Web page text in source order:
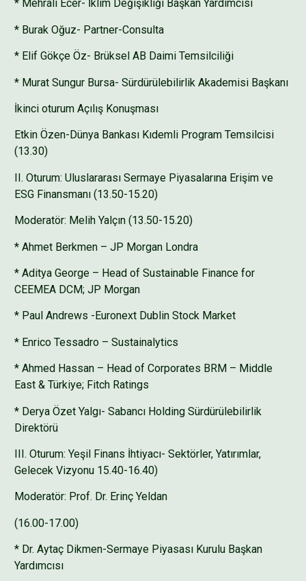
* Mehrali Ecer- İklim Değişikliği Başkan Yardımcısı
* Burak Oğuz- Partner-Consulta
* Elif Gökçe Öz- Brüksel AB Daimi Temsilciliği
* Murat Sungur Bursa- Sürdürülebilirlik Akademisi Başkanı
İkinci oturum Açılış Konuşması
Etkin Özen-Dünya Bankası Kıdemli Program Temsilcisi
(13.30)
II. Oturum: Uluslararası Sermaye Piyasalarına Erişim ve
ESG Finansmanı (13.50-15.20)
Moderatör: Melih Yalçın (13.50-15.20)
* Ahmet Berkmen – JP Morgan Londra
* Aditya George – Head of Sustainable Finance for
CEEMEA DCM; JP Morgan
* Paul Andrews -Euronext Dublin Stock Market
* Enrico Tessadro – Sustainalytics
* Ahmed Hassan – Head of Corporates BRM – Middle
East & Türkiye; Fitch Ratings
* Derya Özet Yalgı- Sabancı Holding Sürdürülebilirlik
Direktörü
III. Oturum: Yeşil Finans İhtiyacı- Sektörler, Yatırımlar,
Gelecek Vizyonu 15.40-16.40)
Moderatör: Prof. Dr. Erinç Yeldan
(16.00-17.00)
* Dr. Aytaç Dikmen-Sermaye Piyasası Kurulu Başkan
Yardımcısı